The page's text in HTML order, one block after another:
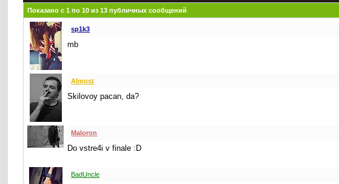
Показано с 1 по10 из13 публичных сообщений
sp1k3
mb
Almost
Skilovoy pacan, da?
Maloron
Do vstre4i v finale :D
BadUncle